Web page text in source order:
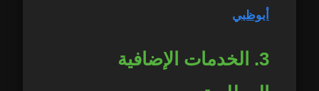
أبوظبي
3. الخدمات الإضافية